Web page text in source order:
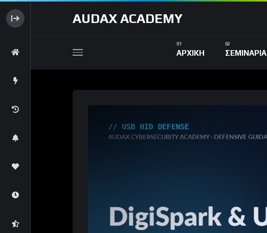
AUDAX ACADEMY
ΑΡΧΙΚΗ ΣΕΜΙΝΑΡΙΑ